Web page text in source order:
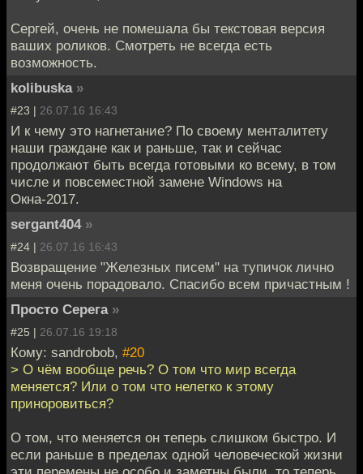
Сергей, очень не помешала бы текстовая версия
ваших роликов. Смотреть не всегда есть
возможность.
kolibuska »
#23 | 26.07.16 16:43
И к чему это нагнетание? По своему менталитету
наши граждане как и раньше, так и сейчас
продолжают быть всегда готовыми ко всему, в том
числе и повсеместной замене Windows на
Окна-2017.
sergant404 »
#24 | 26.07.16 16:43
Возвращение "Железных писем" на тупичок лично
меня очень порадовало. Спасибо всем причастным !
Просто Серега »
#25 | 26.07.16 19:18
Кому: sandrobob, #20
> О чём вообще речь? О том что мир всегда
меняется? Или о том что нелегко к этому
приноровиться?
О том, что меняется он теперь слишком быстро. И
если раньше в пределах одной человеческой жизни